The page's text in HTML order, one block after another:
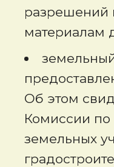
разрешений
материалам
Об этом
Комиссии
земельных